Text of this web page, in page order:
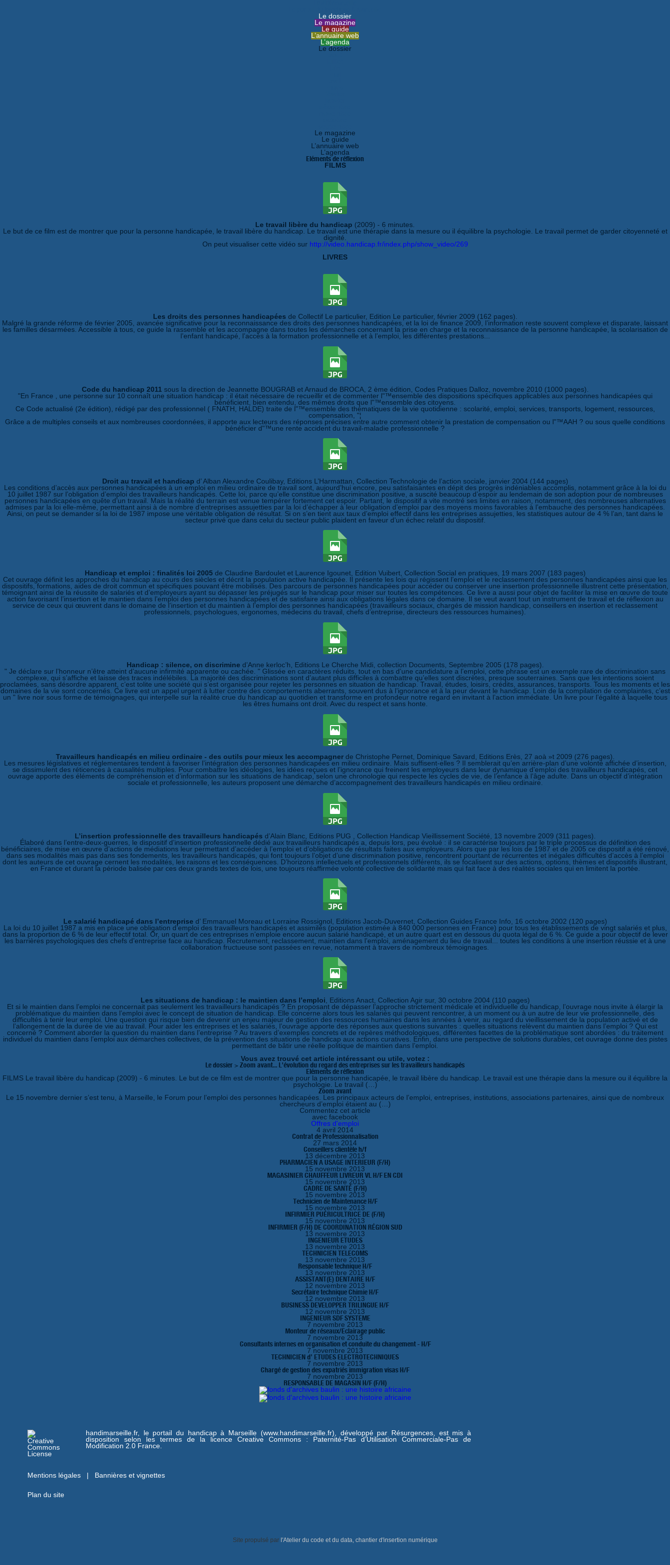
Le dossier
Le magazine
Le guide
L’annuaire web
L’agenda
Le dossier
Le magazine
Le guide
L’annuaire web
L’agenda
Eléments de réflexion
FILMS
Le travail libère du handicap (2009) - 6 minutes.
Le but de ce film est de montrer que pour la personne handicapée, le travail libère du handicap. Le travail est une thérapie dans la mesure ou il équilibre la psychologie. Le travail permet de garder citoyenneté et
dignité.
On peut visualiser cette vidéo sur http://video.handicap.fr/index.php/show_video/269
LIVRES
Les droits des personnes handicapées de Collectif Le particulier, Edition Le particulier, février 2009 (162 pages).
Malgré la grande réforme de février 2005, avancée significative pour la reconnaissance des droits des personnes handicapées, et la loi de finance 2009, l’information reste souvent complexe et disparate, laissant
les familles désarmées. Accessible à tous, ce guide la rassemble et les accompagne dans toutes les démarches concernant la prise en charge et la reconnaissance de la personne handicapée, la scolarisation de
l’enfant handicapé, l’accès à la formation professionnelle et à l’emploi, les différentes prestations...
Code du handicap 2011 sous la direction de Jeannette BOUGRAB et Arnaud de BROCA, 2 ème édition, Codes Pratiques Dalloz, novembre 2010 (1000 pages).
"En France , une personne sur 10 connaît une situation handicap : il était nécessaire de recueillir et de commenter l"™ensemble des dispositions spécifiques applicables aux personnes handicapées qui
bénéficient, bien entendu, des mêmes droits que l"™ensemble des citoyens.
Ce Code actualisé (2e édition), rédigé par des professionnel ( FNATH, HALDE) traite de l"™ensemble des thématiques de la vie quotidienne : scolarité, emploi, services, transports, logement, ressources,
compensation, "¦
Grâce a de multiples conseils et aux nombreuses coordonnées, il apporte aux lecteurs des réponses précises entre autre comment obtenir la prestation de compensation ou l"™AAH ? ou sous quelle conditions
bénéficier d"™une rente accident du travail-maladie professionnelle ?
Droit au travail et handicap d’ Alban Alexandre Coulibay, Editions L’Harmattan, Collection Technologie de l’action sociale, janvier 2004 (144 pages)
Les conditions d’accès aux personnes handicapées à un emploi en milieu ordinaire de travail sont, aujourd’hui encore, peu satisfaisantes en dépit des progrès indéniables accomplis, notamment grâce à la loi du
10 juillet 1987 sur l’obligation d’emploi des travailleurs handicapés. Cette loi, parce qu’elle constitue une discrimination positive, a suscité beaucoup d’espoir au lendemain de son adoption pour de nombreuses
personnes handicapées en quête d’un travail. Mais la réalité du terrain est venue tempérer fortement cet espoir. Partant, le dispositif a vite montré ses limites en raison, notamment, des nombreuses alternatives
admises par la loi elle-même, permettant ainsi à de nombre d’entreprises assujetties par la loi d’échapper à leur obligation d’emploi par des moyens moins favorables à l’embauche des personnes handicapées.
Ainsi, on peut se demander si la loi de 1987 impose une véritable obligation de résultat. Si on s’en tient aux taux d’emploi effectif dans les entreprises assujetties, les statistiques autour de 4 % l’an, tant dans le
secteur privé que dans celui du secteur public plaident en faveur d’un échec relatif du dispositif.
Handicap et emploi : finalités loi 2005 de Claudine Bardoulet et Laurence Igounet, Edition Vuibert, Collection Social en pratiques, 19 mars 2007 (183 pages)
Cet ouvrage définit les approches du handicap au cours des siècles et décrit la population active handicapée. Il présente les lois qui régissent l’emploi et le reclassement des personnes handicapées ainsi que les
dispositifs, formations, aides de droit commun et spécifiques pouvant être mobilisés. Des parcours de personnes handicapées pour accéder ou conserver une insertion professionnelle illustrent cette présentation,
témoignant ainsi de la réussite de salariés et d’employeurs ayant su dépasser les préjugés sur le handicap pour miser sur toutes les compétences. Ce livre a aussi pour objet de faciliter la mise en œuvre de toute
action favorisant l’insertion et le maintien dans l’emploi des personnes handicapées et de satisfaire ainsi aux obligations légales dans ce domaine. Il se veut avant tout un instrument de travail et de réflexion au
service de ceux qui œuvrent dans le domaine de l’insertion et du maintien à l’emploi des personnes handicapées (travailleurs sociaux, chargés de mission handicap, conseillers en insertion et reclassement
professionnels, psychologues, ergonomes, médecins du travail, chefs d’entreprise, directeurs des ressources humaines).
Handicap : silence, on discrimine d’Anne kerloc’h, Editions Le Cherche Midi, collection Documents, Septembre 2005 (178 pages).
" Je déclare sur l’honneur n’être atteint d’aucune infirmité apparente ou cachée. " Glissée en caractères réduits, tout en bas d’une candidature a l’emploi, cette phrase est un exemple rare de discrimination sans
complexe, qui s’affiche et laisse des traces indélébiles. La majorité des discriminations sont d’autant plus difficiles à combattre qu’elles sont discrètes, presque souterraines. Sans que les intentions soient
proclamées, sans désordre apparent, c’est tolite une société qui s’est organisée pour rejeter les personnes en situation de handicap. Travail, études, loisirs, crédits, assurances, transports. Tous les moments et les
domaines de la vie sont concernés. Ce livre est un appel urgent à lutter contre des comportements aberrants, souvent dus à l’ignorance et à la peur devant le handicap. Loin de la compilation de complaintes, c’est
un " livre noir sous forme de témoignages, qui interpelle sur la réalité crue du handicap au quotidien et transforme en profondeur notre regard en invitant à l’action immédiate. Un livre pour l’égalité à laquelle tous
les êtres humains ont droit. Avec du respect et sans honte.
Travailleurs handicapés en milieu ordinaire - des outils pour mieux les accompagnerde Christophe Pernet, Dominique Savard, Editions Erès, 27 aoà »t 2009 (276 pages).
Les mesures législatives et réglementaires tendent à favoriser l’intégration des personnes handicapées en milieu ordinaire. Mais suffisent-elles ? Il semblerait qu’en arrière-plan d’une volonté affichée d’insertion,
se dissimulent des réticences à causalités multiples. Pour combattre les idéologies, les idées reçues et l’ignorance qui freinent les employeurs dans leur dynamique d’emploi des travailleurs handicapés, cet
ouvrage apporte des éléments de compréhension et d’information sur les situations de handicap, selon une chronologie qui respecte les cycles de vie, de l’enfance à l’âge adulte. Dans un objectif d’intégration
sociale et professionnelle, les auteurs proposent une démarche d’accompagnement des travailleurs handicapés en milieu ordinaire.
L’insertion professionnelle des travailleurs handicapés d’Alain Blanc, Editions PUG , Collection Handicap Vieillissement Société, 13 novembre 2009 (311 pages).
Élaboré dans l’entre-deux-guerres, le dispositif d’insertion professionnelle dédié aux travailleurs handicapés a, depuis lors, peu évolué : il se caractérise toujours par le triple processus de définition des
bénéficiaires, de mise en œuvre d’actions de médiations leur permettant d’accéder à l’emploi et d’obligations de résultats faites aux employeurs. Alors que par les lois de 1987 et de 2005 ce dispositif a été rénové,
dans ses modalités mais pas dans ses fondements, les travailleurs handicapés, qui font toujours l’objet d’une discrimination positive, rencontrent pourtant de récurrentes et inégales difficultés d’accès à l’emploi
dont les auteurs de cet ouvrage cernent les modalités, les raisons et les conséquences. D’horizons intellectuels et professionnels différents, ils se focalisent sur des actions, options, thèmes et dispositifs illustrant,
en France et durant la période balisée par ces deux grands textes de lois, une toujours réaffirmée volonté collective de solidarité mais qui fait face à des réalités sociales qui en limitent la portée.
Le salarié handicapé dans l’entreprise d’ Emmanuel Moreau et Lorraine Rossignol, Editions Jacob-Duvernet, Collection Guides France Info, 16 octobre 2002 (120 pages)
La loi du 10 juillet 1987 a mis en place une obligation d’emploi des travailleurs handicapés et assimilés (population estimée à 840 000 personnes en France) pour tous les établissements de vingt salariés et plus,
dans la proportion de 6 % de leur effectif total. Or, un quart de ces entreprises n’emploie encore aucun salarié handicapé, et un autre quart est en dessous du quota légal de 6 %. Ce guide a pour objectif de lever
les barrières psychologiques des chefs d’entreprise face au handicap. Recrutement, reclassement, maintien dans l’emploi, aménagement du lieu de travail... toutes les conditions à une insertion réussie et à une
collaboration fructueuse sont passées en revue, notamment à travers de nombreux témoignages.
Les situations de handicap : le maintien dans l’emploi , Editions Anact, Collection Agir sur, 30 octobre 2004 (110 pages)
Et si le maintien dans l’emploi ne concernait pas seulement les travailleurs handicapés ? En proposant de dépasser l’approche strictement médicale et individuelle du handicap, l’ouvrage nous invite à élargir la
problématique du maintien dans l’emploi avec le concept de situation de handicap. Elle concerne alors tous les salariés qui peuvent rencontrer, à un moment ou à un autre de leur vie professionnelle, des
difficultés à tenir leur emploi. Une question qui risque bien de devenir un enjeu majeur de gestion des ressources humaines dans les années à venir, au regard du vieillissement de la population activé et de
l’allongement de la durée de vie au travail. Pour aider les entreprises et les salariés, l’ouvrage apporte des réponses aux questions suivantes : quelles situations relèvent du maintien dans l’emploi ? Qui est
concerné ? Comment aborder la question du maintien dans l’entreprise ? Au travers d’exemples concrets et de repères méthodologiques, différentes facettes de la problématique sont abordées : du traitement
individuel du maintien dans l’emploi aux démarches collectives, de la prévention des situations de handicap aux actions curatives. Enfin, dans une perspective de solutions durables, cet ouvrage donne des pistes
permettant de bâtir une réelle politique de maintien dans l’emploi.
Vous avez trouvé cet article intéressant ou utile, votez :
Le dossier > Zoom avant... L’évolution du regard des entreprises sur les travailleurs handicapés
Eléments de réflexion
FILMS Le travail libère du handicap (2009) - 6 minutes. Le but de ce film est de montrer que pour la personne handicapée, le travail libère du handicap. Le travail est une thérapie dans la mesure ou il équilibre la
psychologie. Le travail (…)
Zoom avant
Le 15 novembre dernier s’est tenu, à Marseille, le Forum pour l’emploi des personnes handicapées. Les principaux acteurs de l’emploi, entreprises, institutions, associations partenaires, ainsi que de nombreux
chercheurs d’emploi étaient au (…)
Commentez cet article
avec facebook
Offres d'emploi
4 avril 2014
Contrat de Professionnalisation
27 mars 2014
Conseillers clientèle h/f
13 décembre 2013
PHARMACIEN A USAGE INTERIEUR (F/H)
15 novembre 2013
MAGASINIER CHAUFFEUR LIVREUR VL H/F EN CDI
15 novembre 2013
CADRE DE SANTÉ (F/H)
15 novembre 2013
Technicien de Maintenance H/F
15 novembre 2013
INFIRMIER PUÉRICULTRICE DE (F/H)
15 novembre 2013
INFIRMIER (F/H) DE COORDINATION RÉGION SUD
13 novembre 2013
INGENIEUR ETUDES
13 novembre 2013
TECHNICIEN TELECOMS
13 novembre 2013
Responsable technique H/F
13 novembre 2013
ASSISTANT(E) DENTAIRE H/F
12 novembre 2013
Secrétaire technique Chimie H/F
12 novembre 2013
BUSINESS DEVELOPPER TRILINGUE H/F
12 novembre 2013
INGENIEUR SDF SYSTEME
7 novembre 2013
Monteur de réseaux/Eclairage public
7 novembre 2013
Consultants internes en organisation et conduite du changement - H/F
7 novembre 2013
TECHNICIEN d’ ETUDES ELECTROTECHNIQUES
7 novembre 2013
Chargé de gestion des expatriés immigration visas H/F
7 novembre 2013
RESPONSABLE DE MAGASIN H/F (F/H)
handimarseille.fr, le portail du handicap à Marseille (www.handimarseille.fr), développé par Résurgences, est mis à
disposition selon les termes de la licence Creative Commons : Paternité-Pas d’Utilisation Commerciale-Pas de
Modification 2.0 France.
Mentions légales Bannières et vignettes
Plan du site
Site propulsé par l'Atelier du code et du data, chantier d'insertion numérique